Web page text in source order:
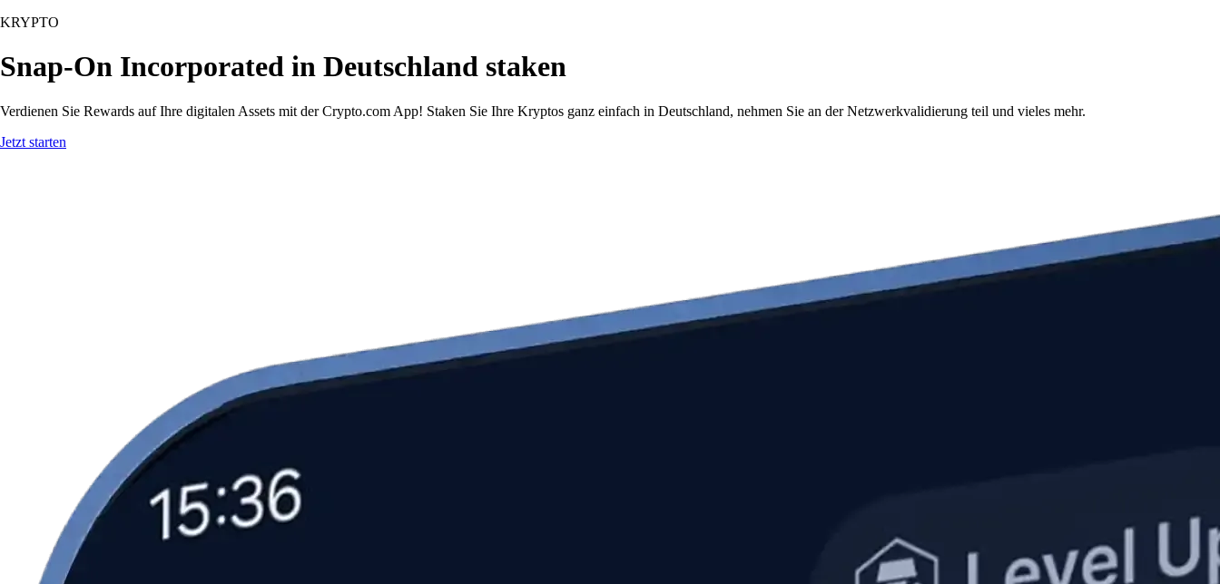
KRYPTO
Snap-On Incorporated in Deutschland staken
Verdienen Sie Rewards auf Ihre digitalen Assets mit der Crypto.com App! Staken Sie Ihre Kryptos ganz einfach in Deutschland, nehmen Sie an der Netzwerkvalidierung teil und vieles mehr.
Jetzt starten